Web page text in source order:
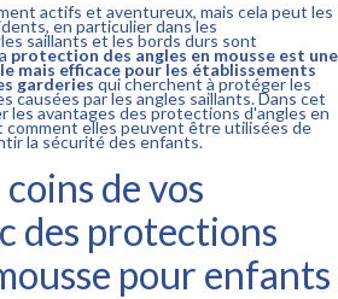
actifs et aventureux, mais cela peut les
en particulier dans les
saillants et les bords durs sont
protection des angles en mousse est une
mais efficace pour les établissements
garderies qui cherchent à protéger les
causées par les angles saillants. Dans cet
les avantages des protections d'angles en
comment elles peuvent être utilisées de
la sécurité des enfants.
de vos
des protections
pour enfants